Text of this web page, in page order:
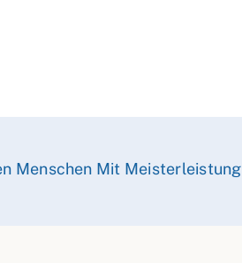
Menschen Mit Meisterleistung